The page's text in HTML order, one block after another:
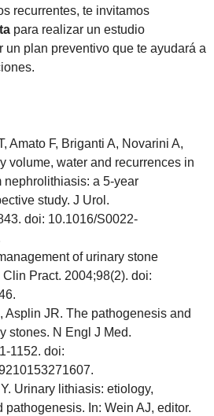
recurrentes, te invitamos
para realizar un estudio
un plan preventivo que te ayudará a
Amato F, Briganti A, Novarini A,
volume, water and recurrences in
nephrolithiasis: a 5-year
study. J Urol.
doi: 10.1016/S0022-
of urinary stone
Pract. 2004;98(2). doi:
Asplin JR. The pathogenesis and
stones. N Engl J Med.
1152. doi:
Urinary lithiasis: etiology,
pathogenesis. In: Wein AJ, editor.